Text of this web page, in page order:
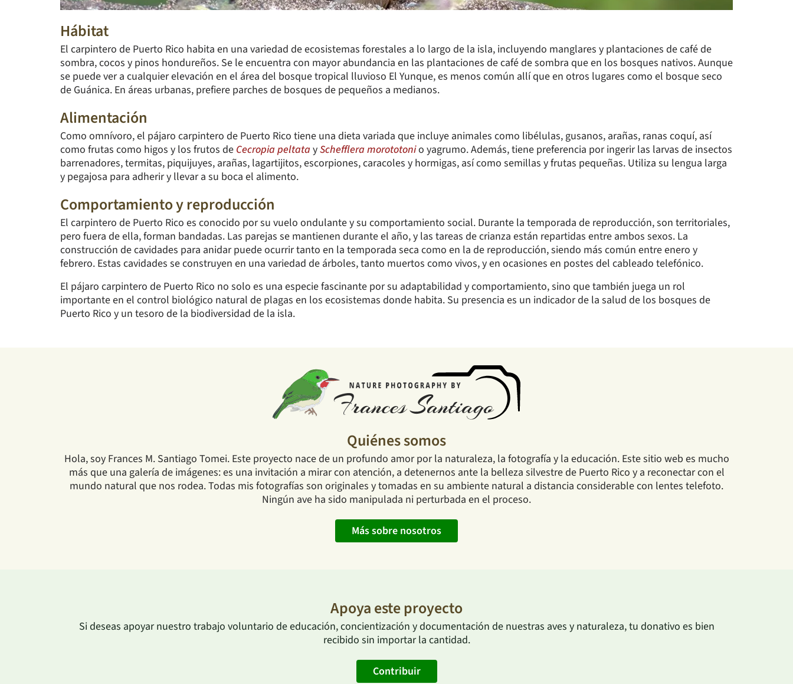
Hábitat
El carpintero de Puerto Rico habita en una variedad de ecosistemas forestales a lo largo de la isla, incluyendo manglares y plantaciones de café de
sombra, cocos y pinos hondureños. Se le encuentra con mayor abundancia en las plantaciones de café de sombra que en los bosques nativos. Aunque
se puede ver a cualquier elevación en el área del bosque tropical lluvioso El Yunque, es menos común allí que en otros lugares como el bosque seco
de Guánica. En áreas urbanas, prefiere parches de bosques de pequeños a medianos.
Alimentación
Como omnívoro, el pájaro carpintero de Puerto Rico tiene una dieta variada que incluye animales como libélulas, gusanos, arañas, ranas coquí, así
como frutas como higos y los frutos de Cecropia peltataySchefflera morototonio yagrumo. Además, tiene preferencia por ingerir las larvas de insectos
barrenadores, termitas, piquijuyes, arañas, lagartijitos, escorpiones, caracoles y hormigas, así como semillas y frutas pequeñas. Utiliza su lengua larga
y pegajosa para adherir y llevar a su boca el alimento.
Comportamiento y reproducción
El carpintero de Puerto Rico es conocido por su vuelo ondulante y su comportamiento social. Durante la temporada de reproducción, son territoriales,
pero fuera de ella, forman bandadas. Las parejas se mantienen durante el año, y las tareas de crianza están repartidas entre ambos sexos. La
construcción de cavidades para anidar puede ocurrir tanto en la temporada seca como en la de reproducción, siendo más común entre enero y
febrero. Estas cavidades se construyen en una variedad de árboles, tanto muertos como vivos, y en ocasiones en postes del cableado telefónico.
El pájaro carpintero de Puerto Rico no solo es una especie fascinante por su adaptabilidad y comportamiento, sino que también juega un rol
importante en el control biológico natural de plagas en los ecosistemas donde habita. Su presencia es un indicador de la salud de los bosques de
Puerto Rico y un tesoro de la biodiversidad de la isla.
Quiénes somos
Hola, soy Frances M. Santiago Tomei. Este proyecto nace de un profundo amor por la naturaleza, la fotografía y la educación. Este sitio web es mucho
más que una galería de imágenes: es una invitación a mirar con atención, a detenernos ante la belleza silvestre de Puerto Rico y a reconectar con el
mundo natural que nos rodea. Todas mis fotografías son originales y tomadas en su ambiente natural a distancia considerable con lentes telefoto.
Ningún ave ha sido manipulada ni perturbada en el proceso.
Más sobre nosotros
Apoya este proyecto
Si deseas apoyar nuestro trabajo voluntario de educación, concientización y documentación de nuestras aves y naturaleza, tu donativo es bien
recibido sin importar la cantidad.
Contribuir